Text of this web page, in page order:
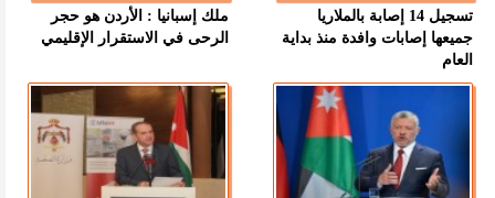
تسجيل 14 إصابة بالملاريا
جميعها إصابات وافدة منذ بداية
العام
ملك إسبانيا : الأردن هو حجر
الرحى في الاستقرار الإقليمي